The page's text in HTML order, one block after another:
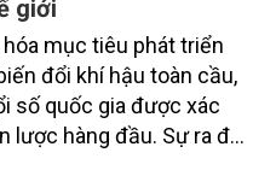
giới
mục tiêu phát triển
đổi khí hậu toàn cầu,
số quốc gia được xác
lược hàng đầu. Sự ra đời